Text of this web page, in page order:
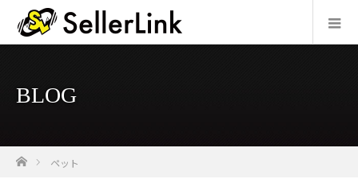
BLOG
ホーム ペット